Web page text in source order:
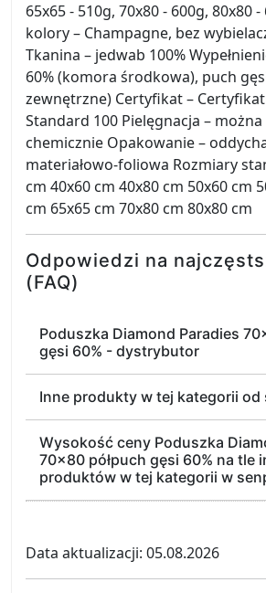
65x65 - 510g, 70x80 - 600g, 80x80
kolory – Champagne, bez
Tkanina – jedwab 100%
60% (komora środkowa), puch
zewnętrzne) Certyfikat – Certyfikat
Standard 100 Pielęgnacja – można
chemicznie Opakowanie –
materiałowo-foliowa Rozmiary
cm 40x60 cm 40x80 cm 50x60 cm
cm 65x65 cm 70x80 cm 80x80 cm
Odpowiedzi na
(FAQ)
Poduszka Diamond Paradies
gęsi 60% - dystrybutor
Inne produkty w tej kategorii od
Wysokość ceny Poduszka
70x80 półpuch gęsi 60% na tle
produktów w tej kategorii w
Data aktualizacji: 05.08.2026